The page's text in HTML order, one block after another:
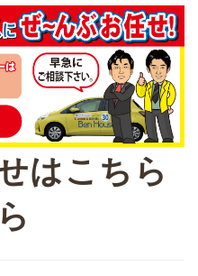
はこちら